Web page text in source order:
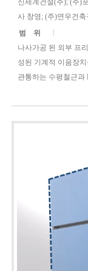
신세계건설(주); (주)
사 창영; (주)연우건
범위
나사가공 된 외부 프
성된 기계적 이음장
관통하는 수평철근과